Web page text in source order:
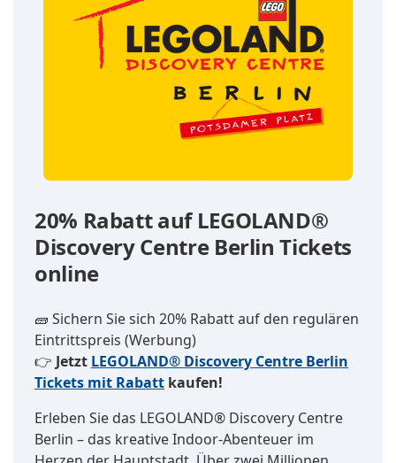
20% Rabatt auf LEGOLAND®
Discovery Centre Berlin Tickets
online
🧱 Sichern Sie sich 20% Rabatt auf den regulären
Eintrittspreis (Werbung)
👉 Jetzt LEGOLAND® Discovery Centre Berlin
Tickets mit Rabatt kaufen!
Erleben Sie das LEGOLAND® Discovery Centre
Berlin – das kreative Indoor-Abenteuer im